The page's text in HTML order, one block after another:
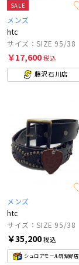
SALE
メンズ
htc
サイズ：SIZE 95/38
￥17,600税込
藤沢石川店
メンズ
htc
サイズ：SIZE 95/38
￥35,200税込
シュロアモール筑紫野店